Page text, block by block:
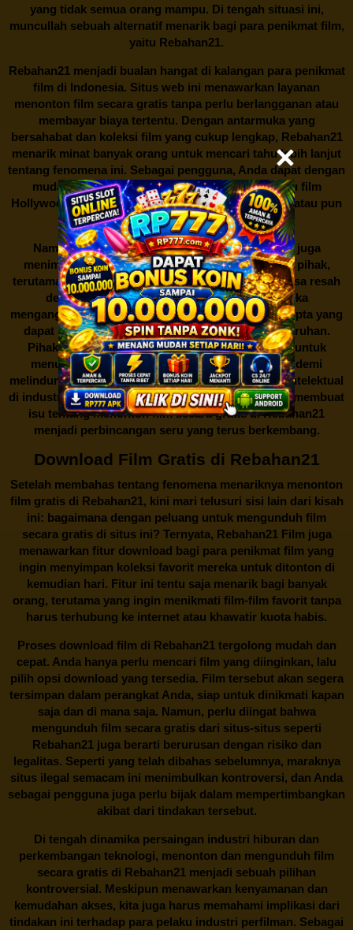
yang tidak semua orang mampu. Di tengah situasi ini,
muncullah sebuah alternatif menarik bagi para penikmat film,
yaitu Rebahan21.
Rebahan21menjadi bualan hangat di kalangan para penikmat
film di Indonesia. Situs web ini menawarkan layanan
menonton film secara gratis tanpa perlu berlangganan atau
membayar biaya tertentu. Dengan antarmuka yang
bersahabat dan koleksi film yang cukup lengkap, Rebahan21
menarik minat banyak orang untuk mencari tahu lebih lanjut
tentang fenomena ini. Sebagai pengguna, Anda dapat dengan
mudah mencari film yang ingin ditonton, baik itu film
Hollywood terbaru, drama Korea yang sedang hits, atau pun
produksi film lokal dengan kualitas terbaik.
Namun, seperti halnya cerita manis,Rebahan21juga
menimbulkan kontroversi di industri film. Banyak pihak,
terutama produsen film dan pemilik hak cipta, merasa resah
dengan maraknya situs-situs seperti ini. Mereka
menganggapnya sebagai bentuk pelanggaran hak cipta yang
dapat merugikan industri perfilman secara keseluruhan.
Pihak berwenang pun turut terlibat dalam upaya untuk
menutup situs-situs ilegal semacam Rebahan21 demi
melindungi keberlangsungan bisnis dan kekayaan intelektual
di industri hiburan. Konflik kepentingan inilah yang membuat
isu tentang menonton film secara gratis diRebahan21
menjadi perbincangan seru yang terus berkembang.
Download Film Gratis di Rebahan21
Setelah membahas tentang fenomena menariknya menonton
film gratis di Rebahan21, kini mari telusuri sisi lain dari kisah
ini: bagaimana dengan peluang untuk mengunduh film
secara gratis di situs ini? Ternyata, Rebahan21 Film juga
menawarkan fitur download bagi para penikmat film yang
ingin menyimpan koleksi favorit mereka untuk ditonton di
kemudian hari. Fitur ini tentu saja menarik bagi banyak
orang, terutama yang ingin menikmati film-film favorit tanpa
harus terhubung ke internet atau khawatir kuota habis.
Proses download film di Rebahan21tergolong mudah dan
cepat. Anda hanya perlu mencari film yang diinginkan, lalu
pilih opsi download yang tersedia. Film tersebut akan segera
tersimpan dalam perangkat Anda, siap untuk dinikmati kapan
saja dan di mana saja. Namun, perlu diingat bahwa
mengunduh film secara gratis dari situs-situs seperti
Rebahan21 juga berarti berurusan dengan risiko dan
legalitas. Seperti yang telah dibahas sebelumnya, maraknya
situs ilegal semacam ini menimbulkan kontroversi, dan Anda
sebagai pengguna juga perlu bijak dalam mempertimbangkan
akibat dari tindakan tersebut.
Di tengah dinamika persaingan industri hiburan dan
perkembangan teknologi, menonton dan mengunduh film
secara gratis di Rebahan21 menjadi sebuah pilihan
kontroversial. Meskipun menawarkan kenyamanan dan
kemudahan akses, kita juga harus memahami implikasi dari
tindakan ini terhadap para pelaku industri perfilman. Sebagai